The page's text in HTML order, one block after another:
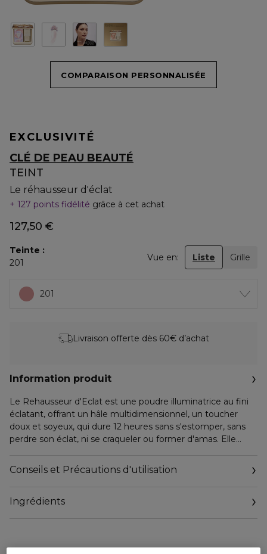
COMPARAISON PERSONNALISÉE
EXCLUSIVITÉ
CLÉ DE PEAU BEAUTÉ
TEINT
Le réhausseur d'éclat
127 points fidélité grâce à cet achat
127,50 €
Teinte
201
Vue en: Liste Grille
201
Livraison offerte dès 60€ d’achat
Information produit
Le Rehausseur d'Eclat est une poudre illuminatrice au fini
éclatant, offrant un hâle multidimensionnel, un toucher
doux et soyeux, qui dure 12 heures sans s'estomper, sans
perdre son éclat, ni se craqueler ou former d'amas. Elle
transmet à travers la peau pour offrir un éclat
multidimensionnel qui donne de la luminosité et peut être
irisée s'harmonise avec la peau pour illuminer le teint.
Conseils et Précautions d'utilisation
Ingrédients